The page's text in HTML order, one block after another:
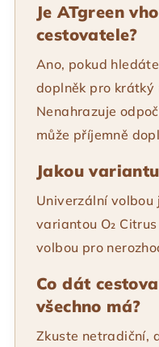
Je ATgreen
cestovatele?
Ano, pokud
doplněk pro krátký
Nenahrazuje
může příjemně
Jakou
Univerzální volbou
variantou O₂
volbou pro
Co dát
všechno má?
Zkuste netradiční,